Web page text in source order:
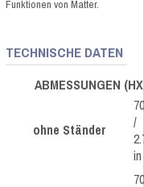
Funktionen von Matter.
TECHNISCHE DATEN
ABMESSUNGEN
ohne Ständer
/
in